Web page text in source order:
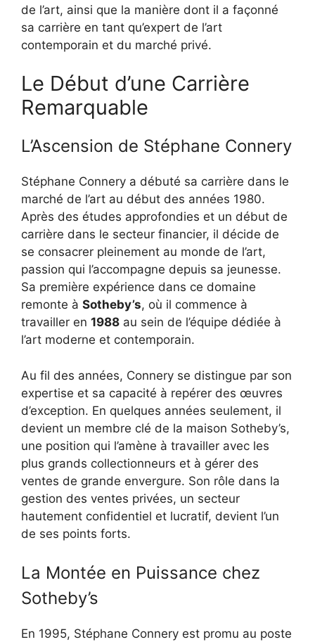
de l’art, ainsi que la manière dont il a façonné
sa carrière en tant qu’expert de l’art
contemporain et du marché privé.
Le Début d’une Carrière
Remarquable
L’Ascension de Stéphane Connery
Stéphane Connery a débuté sa carrière dans le
marché de l’art au début des années 1980.
Après des études approfondies et un début de
carrière dans le secteur financier, il décide de
se consacrer pleinement au monde de l’art,
passion qui l’accompagne depuis sa jeunesse.
Sa première expérience dans ce domaine
remonte à Sotheby’s, où il commence à
travailler en 1988 au sein de l’équipe dédiée à
l’art moderne et contemporain.
Au fil des années, Connery se distingue par son
expertise et sa capacité à repérer des œuvres
d’exception. En quelques années seulement, il
devient un membre clé de la maison Sotheby’s,
une position qui l’amène à travailler avec les
plus grands collectionneurs et à gérer des
ventes de grande envergure. Son rôle dans la
gestion des ventes privées, un secteur
hautement confidentiel et lucratif, devient l’un
de ses points forts.
La Montée en Puissance chez
Sotheby’s
En 1995, Stéphane Connery est promu au poste